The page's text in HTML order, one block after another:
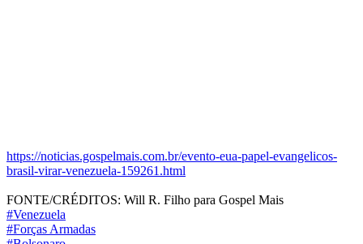
https://noticias.gospelmais.com.br/evento-eua-papel-evangelicos-
brasil-virar-venezuela-159261.html
FONTE/CRÉDITOS: Will R. Filho para Gospel Mais
#Venezuela
#Forças Armadas